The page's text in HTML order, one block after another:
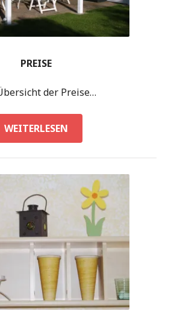
PREISE
der Preise…
PREISE
WEITERLESEN